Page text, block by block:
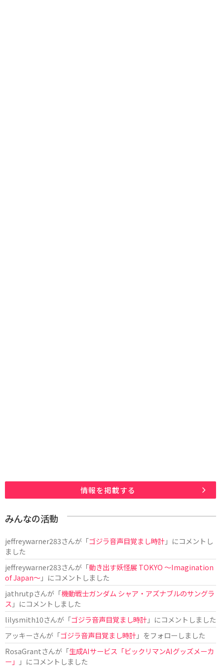
情報を掲載する
みんなの活動
jeffreywarner283さんが「ゴジラ音声目覚まし時計」にコメントし
ました
jeffreywarner283さんが「動き出す妖怪展 TOKYO 〜Imagination
of Japan〜」にコメントしました
jathrutpさんが「機動戦士ガンダム シャア・アズナブルのサングラ
ス 」にコメントしました
lilysmith10さんが「ゴジラ音声目覚まし時計」にコメントしました
アッキーさんが「ゴジラ音声目覚まし時計」をフォローしました
RosaGrantさんが「生成AIサービス「ビックリマンAIグッズメーカ
ー」
」にコメントしました